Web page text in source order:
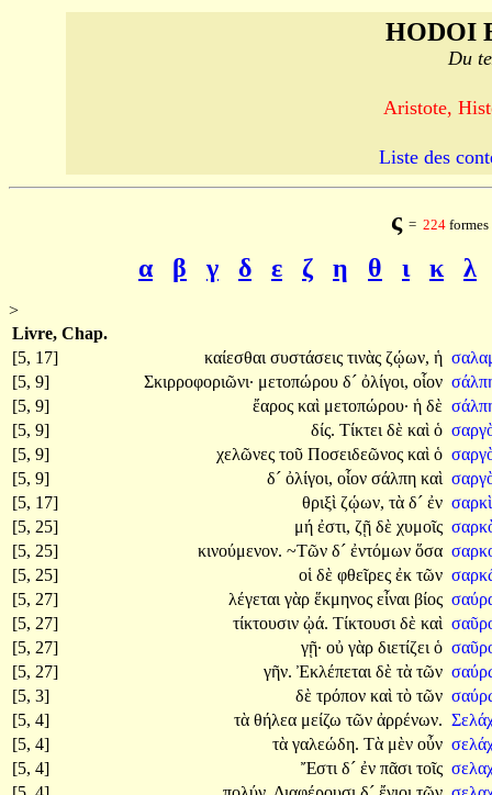
HODOI
Du
Aristote,
Liste des
ς = 224
α β γ δ ε ζ η θ ι κ λ
>
Livre, Chap.
[5, 17]
καίεσθαι συστάσεις τινὰς ζῴων, ἡ
[5, 9]
Σκιρροφοριῶνι· μετοπώρου δ´ ὀλίγοι, οἷον
[5, 9]
ἔαρος καὶ μετοπώρου· ἡ δὲ
[5, 9]
δίς. Τίκτει δὲ καὶ ὁ
[5, 9]
χελῶνες τοῦ Ποσειδεῶνος καὶ ὁ
[5, 9]
δ´ ὀλίγοι, οἷον σάλπη καὶ
[5, 17]
θριξὶ ζῴων, τὰ δ´ ἐν
[5, 25]
μή ἐστι, ζῇ δὲ χυμοῖς
[5, 25]
κινούμενον. ~Τῶν δ´ ἐντόμων ὅσα
[5, 25]
οἱ δὲ φθεῖρες ἐκ τῶν
[5, 27]
λέγεται γὰρ ἕκμηνος εἶναι βίος
[5, 27]
τίκτουσιν ᾠά. Τίκτουσι δὲ καὶ
[5, 27]
γῇ· οὐ γὰρ διετίζει ὁ
[5, 27]
γῆν. Ἐκλέπεται δὲ τὰ τῶν
[5, 3]
δὲ τρόπον καὶ τὸ τῶν
[5, 4]
τὰ θήλεα μείζω τῶν ἀρρένων.
[5, 4]
τὰ γαλεώδη. Τὰ μὲν οὖν
[5, 4]
Ἔστι δ´ ἐν πᾶσι τοῖς